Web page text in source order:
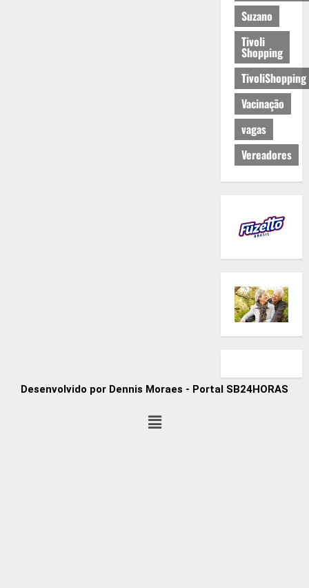
Suzano
Tivoli
Shopping
TivoliShopping
Vacinação
vagas
Vereadores
Desenvolvido por Dennis Moraes - Portal SB24HORAS